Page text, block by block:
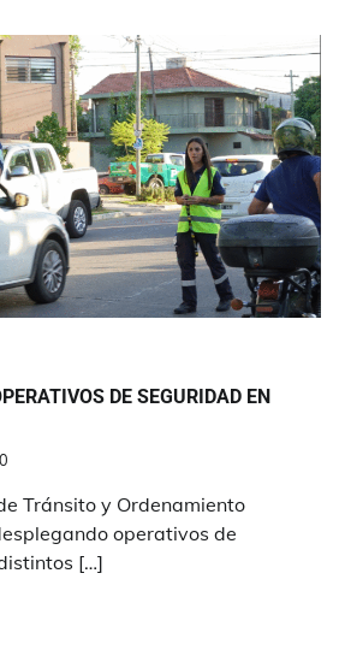
DE SEGURIDAD EN
0
Tránsito y Ordenamiento
operativos de
[…]